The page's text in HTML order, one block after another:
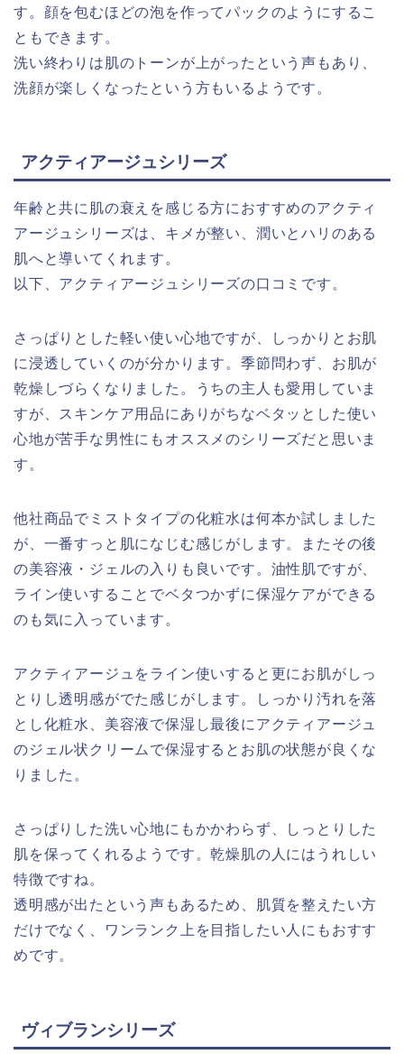
す。顔を包むほどの泡を作ってパックのようにするこ
ともできます。
洗い終わりは肌のトーンが上がったという声もあり、
洗顔が楽しくなったという方もいるようです。
アクティアージュシリーズ
年齢と共に肌の衰えを感じる方におすすめのアクティ
アージュシリーズは、キメが整い、潤いとハリのある
肌へと導いてくれます。
以下、アクティアージュシリーズの口コミです。
さっぱりとした軽い使い心地ですが、しっかりとお肌
に浸透していくのが分かります。季節問わず、お肌が
乾燥しづらくなりました。うちの主人も愛用していま
すが、スキンケア用品にありがちなベタッとした使い
心地が苦手な男性にもオススメのシリーズだと思いま
す。
他社商品でミストタイプの化粧水は何本か試しました
が、一番すっと肌になじむ感じがします。またその後
の美容液・ジェルの入りも良いです。油性肌ですが、
ライン使いすることでベタつかずに保湿ケアができる
のも気に入っています。
アクティアージュをライン使いすると更にお肌がしっ
とりし透明感がでた感じがします。しっかり汚れを落
とし化粧水、美容液で保湿し最後にアクティアージュ
のジェル状クリームで保湿するとお肌の状態が良くな
りました。
さっぱりした洗い心地にもかかわらず、しっとりした
肌を保ってくれるようです。乾燥肌の人にはうれしい
特徴ですね。
透明感が出たという声もあるため、肌質を整えたい方
だけでなく、ワンランク上を目指したい人にもおすす
めです。
ヴィブランシリーズ